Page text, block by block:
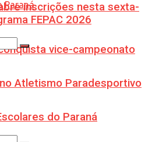
vice-campeonato
Atletismo Paradesportivo
do Paraná
inscrições nesta sexta-
FEPAC 2026